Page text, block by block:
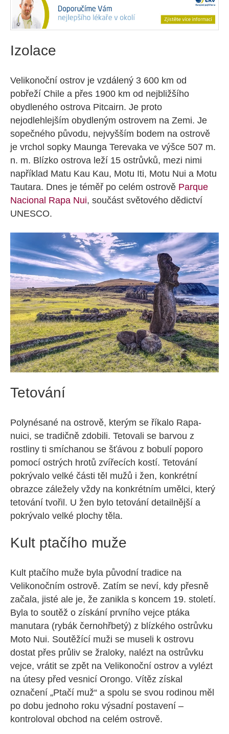
Izolace
Velikonoční ostrov je vzdálený 3 600 km od
pobřeží Chile a přes 1900 km od nejbližšího
obydleného ostrova Pitcairn. Je proto
nejodlehlejším obydleným ostrovem na Zemi. Je
sopečného původu, nejvyšším bodem na ostrově
je vrchol sopky Maunga Terevaka ve výšce 507 m.
n. m. Blízko ostrova leží 15 ostrůvků, mezi nimi
například Matu Kau Kau, Motu Iti, Motu Nui a Motu
Tautara. Dnes je téměř po celém ostrově Parque
Nacional Rapa Nui, součást světového dědictví
UNESCO.
Tetování
Polynésané na ostrově, kterým se říkalo Rapa-
nuici, se tradičně zdobili. Tetovali se barvou z
rostliny ti smíchanou se šťávou z bobulí poporo
pomocí ostrých hrotů zvířecích kostí. Tetování
pokrývalo velké části těl mužů i žen, konkrétní
obrazce záležely vždy na konkrétním umělci, který
tetování tvořil. U žen bylo tetování detailnější a
pokrývalo velké plochy těla.
Kult ptačího muže
Kult ptačího muže byla původní tradice na
Velikonočním ostrově. Zatím se neví, kdy přesně
začala, jisté ale je, že zanikla s koncem 19. století.
Byla to soutěž o získání prvního vejce ptáka
manutara (rybák černohřbetý) z blízkého ostrůvku
Moto Nui. Soutěžící muži se museli k ostrovu
dostat přes průliv se žraloky, nalézt na ostrůvku
vejce, vrátit se zpět na Velikonoční ostrov a vylézt
na útesy před vesnicí Orongo. Vítěz získal
označení „Ptačí muž“ a spolu se svou rodinou měl
po dobu jednoho roku výsadní postavení –
kontroloval obchod na celém ostrově.